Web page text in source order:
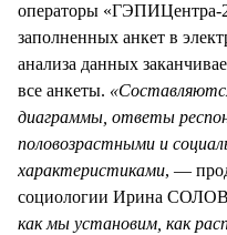
операторы «ГЭПИЦентра-
заполненных анкет в
анализа данных
все анкеты.
диаграммы, ответы
половозрастными и
характеристиками, —
социологии Ирина
как мы установим, как